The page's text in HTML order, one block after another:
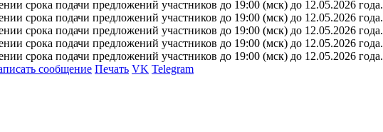
срока подачи предложений участников до 19:00 (мск) до 12.05.2026 года.
срока подачи предложений участников до 19:00 (мск) до 12.05.2026 года.
срока подачи предложений участников до 19:00 (мск) до 12.05.2026 года.
срока подачи предложений участников до 19:00 (мск) до 12.05.2026 года.
срока подачи предложений участников до 19:00 (мск) до 12.05.2026 года.
сообщение Печать VK Telegram